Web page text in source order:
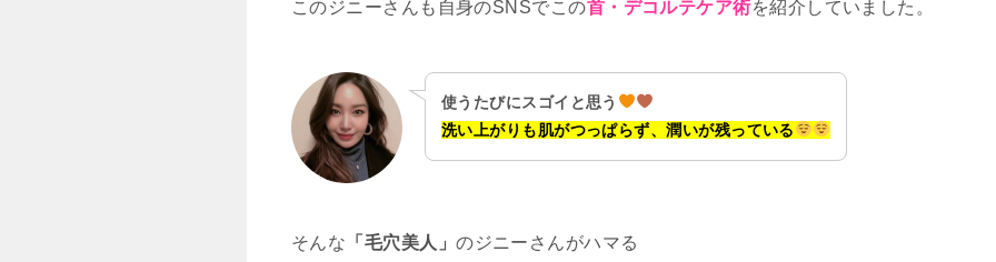
このジニーさんも自身のSNSでこの首・デコルテケア術を紹介していました。
使うたびにスゴイと思う
洗い上がりも肌がつっぱらず、潤いが残っている
そんな 「毛穴美人」のジニーさんがハマる